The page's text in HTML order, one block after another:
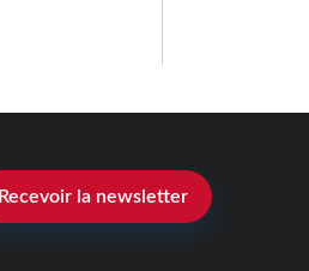
Recevoir la newsletter